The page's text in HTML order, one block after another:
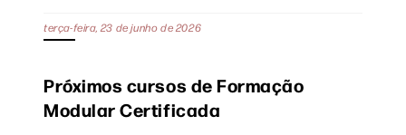
terça-feira, 23 de junho de 2026
Próximos cursos de Formação
Modular Certificada